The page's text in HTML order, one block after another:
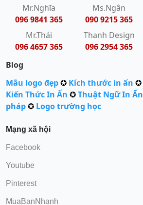
Mr.Nghĩa
096 9841 365
Ms.Ngân
090 9215 365
Mr.Thái
096 4657 365
Thanh Design
096 2954 365
Blog
Mẫu logo đẹp✪ Kích thước in ấn ✪
Kiến Thức In Ấn ✪Thuật Ngữ In Ấn
pháp✪ Logo trường học
Mạng xã hội
Facebook
Youtube
Pinterest
MuaBanNhanh